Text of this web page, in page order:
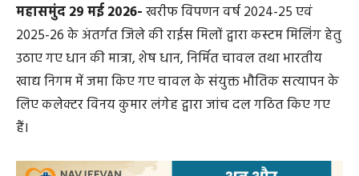
महासमुंद 29 मई 2026-खरीफ विपणन वर्ष 2024-25 एवं
2025-26 के अंतर्गत जिले की राईस मिलों द्वारा कस्टम मिलिंग हेतु
उठाए गए धान की मात्रा, शेष धान, निर्मित चावल तथा भारतीय
खाद्य निगम में जमा किए गए चावल के संयुक्त भौतिक सत्यापन के
लिए कलेक्टर विनय कुमार लंगेह द्वारा जांच दल गठित किए गए
हैं।